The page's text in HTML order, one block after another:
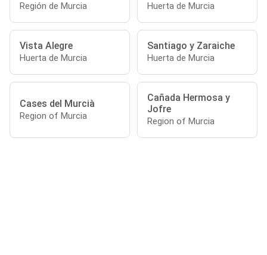
Región de Murcia Huerta de Murcia
Vista Alegre
Huerta de Murcia
Santiago y Zaraiche
Huerta de Murcia
Cases del Murcià
Region of Murcia
Cañada Hermosa y
Jofre
Region of Murcia